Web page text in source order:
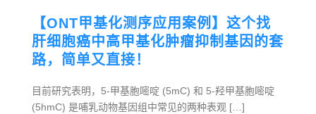
【ONT甲基化测序应用案例】这个找
肝细胞癌中高甲基化肿瘤抑制基因的套
路，简单又直接！
目前研究表明，5-甲基胞嘧啶 (5mC) 和 5-羟甲基胞嘧啶
(5hmC) 是哺乳动物基因组中常见的两种表观 […]